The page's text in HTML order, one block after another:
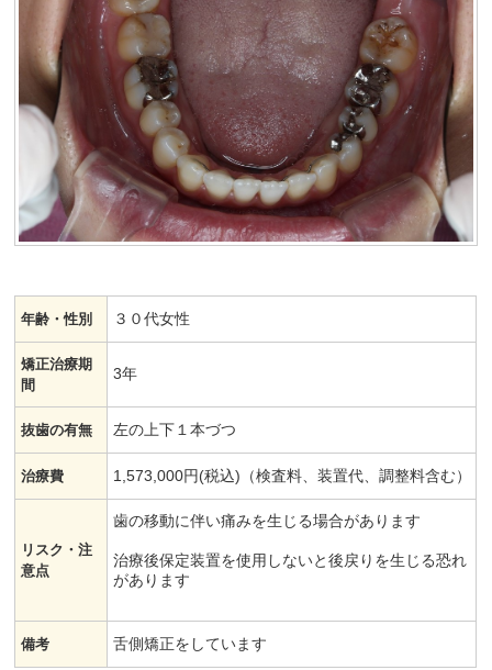
年齢・性別 ３０代女性
矯正治療期
間
3年
抜歯の有無 左の上下１本づつ
治療費 1,573,000円(税込)（検査料、装置代、調整料含む）
リスク・注
意点
歯の移動に伴い痛みを生じる場合があります
治療後保定装置を使用しないと後戻りを生じる恐れ
があります
備考 舌側矯正をしています